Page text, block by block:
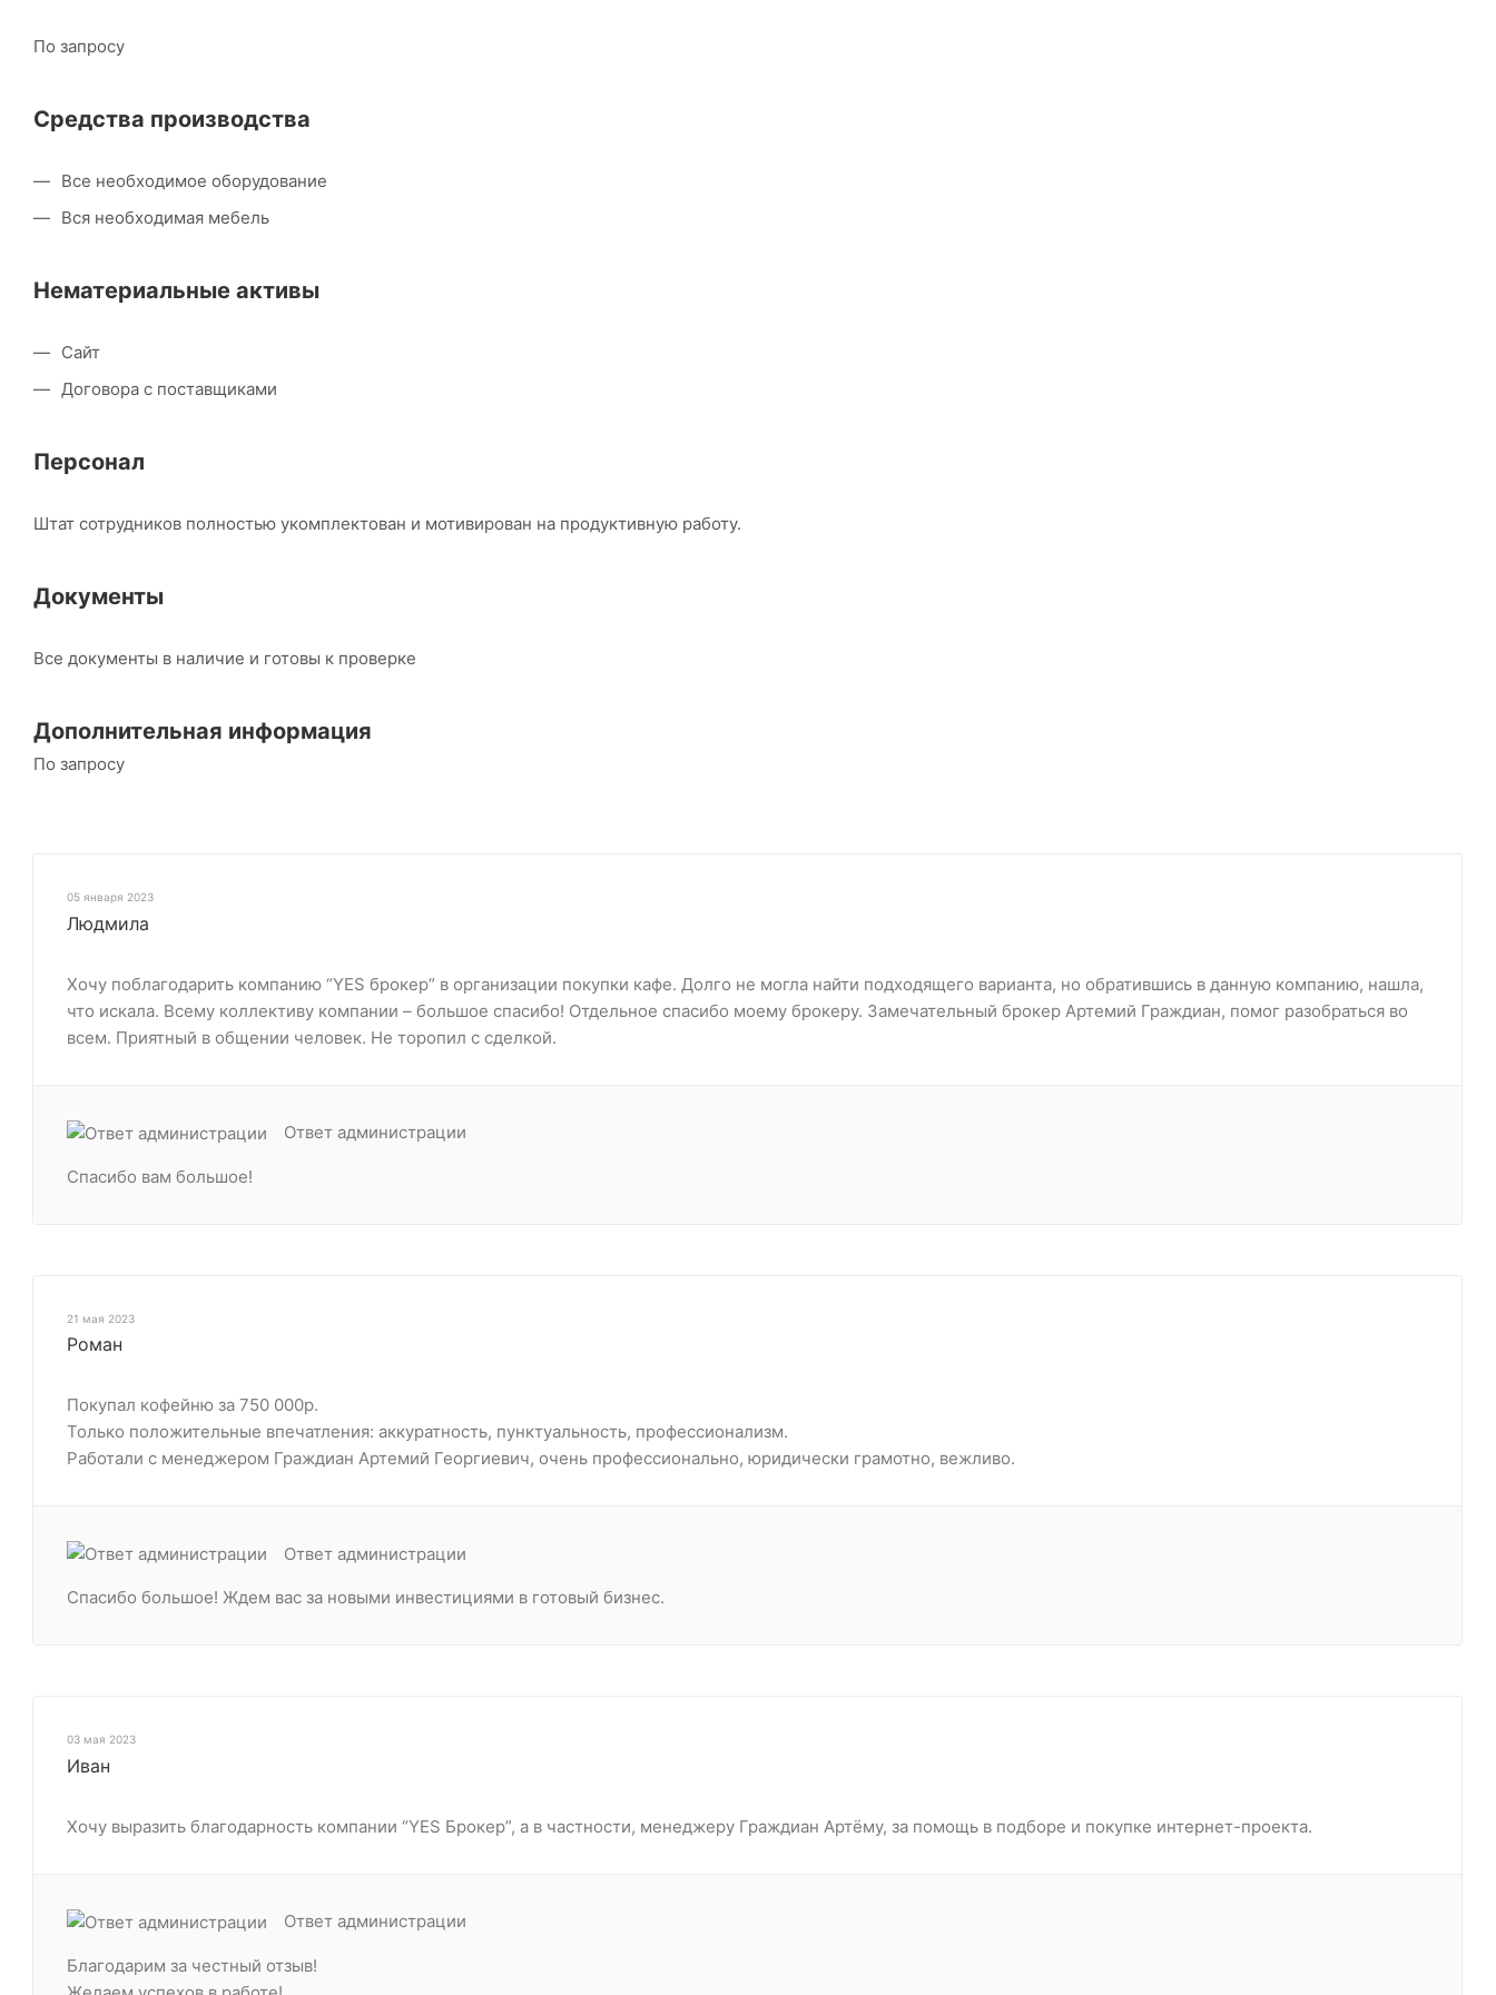
По запросу
Средства производства
Все необходимое оборудование
Вся необходимая мебель
Нематериальные активы
Сайт
Договора с поставщиками
Персонал
Штат сотрудников полностью укомплектован и мотивирован на продуктивную работу.
Документы
Все документы в наличие и готовы к проверке
Дополнительная информация
По запросу
05 января 2023
Людмила
Хочу поблагодарить компанию “YES брокер” в организации покупки кафе. Долго не могла найти подходящего варианта, но обратившись в данную компанию, нашла,
что искала. Всему коллективу компании – большое спасибо! Отдельное спасибо моему брокеру. Замечательный брокер Артемий Граждиан, помог разобраться во
всем. Приятный в общении человек. Не торопил с сделкой.
Ответ администрации
Спасибо вам большое!
21 мая 2023
Роман
Покупал кофейню за 750 000р.
Только положительные впечатления: аккуратность, пунктуальность, профессионализм.
Работали с менеджером Граждиан Артемий Георгиевич, очень профессионально, юридически грамотно, вежливо.
Ответ администрации
Спасибо большое! Ждем вас за новыми инвестициями в готовый бизнес.
03 мая 2023
Иван
Хочу выразить благодарность компании “YES Брокер”, а в частности, менеджеру Граждиан Артёму, за помощь в подборе и покупке интернет-проекта.
Ответ администрации
Благодарим за честный отзыв!